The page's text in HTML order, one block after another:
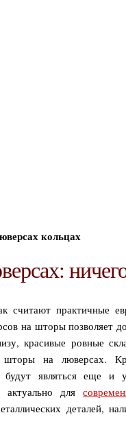
кольцах
на шторы позволяет
красивые ровные
шторы на люверсах.
являться еще и
актуально для
деталей,